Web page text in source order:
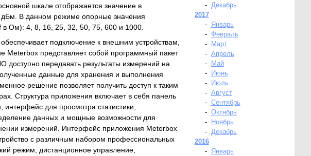
шкале отображается значение в
В данном режиме опорные значения
в Ом): 4, 8, 16, 25, 32, 50, 75, 600 и 1000.
подключение к внешним устройствам,
представляет собой программный пакет
передавать результаты измерений на
данные для хранения и выполнения
решение позволяет получить доступ к таким
Структура приложения включает в себя панель
для просмотра статистики,
данных и мощные возможности для
измерений. Интерфейс приложения Meterbox
с различным набором профессиональных
режим, дистанционное управление,
- Декабрь
2017
-
Январь
- Февраль
-
Март
- Апрель
-
Май
-
Июнь
-
Июль
- Август
- Сентябрь
- Октябрь
-
Ноябрь
- Декабрь
2016
-
Январь